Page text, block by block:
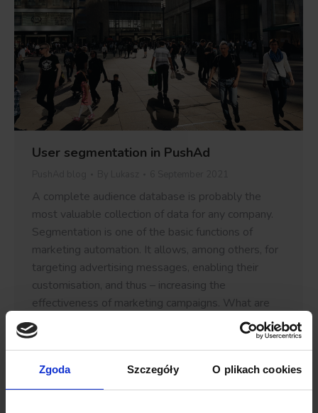
Zgoda Szczegóły O plikach cookies
User segmentation in PushAd
A complete audience database is probably the
most valuable collection of data for any company.
Segmentation is one of the basic functions of
marketing automation. It allows, among others, for
targeting advertising messages, enabling their
customisation, and thus – increasing the
effectiveness of marketing campaigns. What are
the segmentation criteria and how to segment
the…